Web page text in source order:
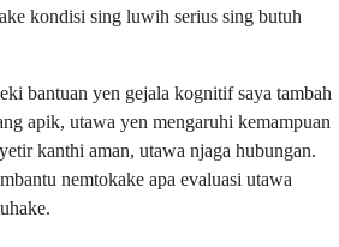
kondisi sing luwih serius sing butuh
bantuan yen gejala kognitif saya tambah
apik, utawa yen mengaruhi kemampuan
kanthi aman, utawa njaga hubungan.
nemtokake apa evaluasi utawa